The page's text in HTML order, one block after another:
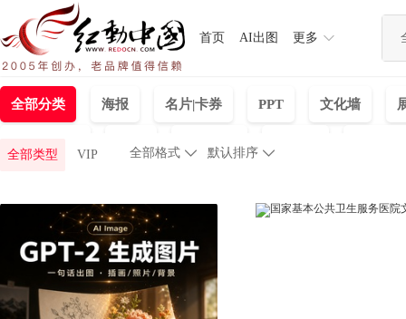
首页 AI出图 更多
全部分类 海报 名片|卡券 PPT 文化墙
CAD 陈列装饰
全部类型 VIP 
全部格式 默认排序 